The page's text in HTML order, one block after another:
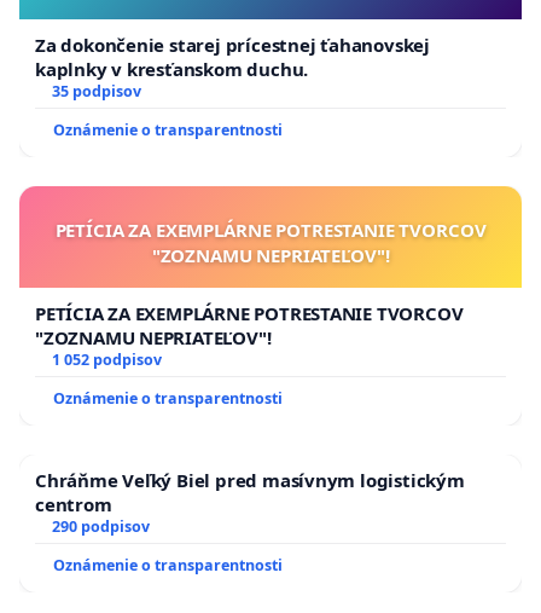
Za dokončenie starej prícestnej ťahanovskej
kaplnky v kresťanskom duchu.
35 podpisov
Oznámenie o transparentnosti
PETÍCIA ZA EXEMPLÁRNE POTRESTANIE TVORCOV
"ZOZNAMU NEPRIATEĽOV"!
PETÍCIA ZA EXEMPLÁRNE POTRESTANIE TVORCOV
"ZOZNAMU NEPRIATEĽOV"!
1 052 podpisov
Oznámenie o transparentnosti
Chráňme Veľký Biel pred masívnym logistickým
centrom
290 podpisov
Oznámenie o transparentnosti